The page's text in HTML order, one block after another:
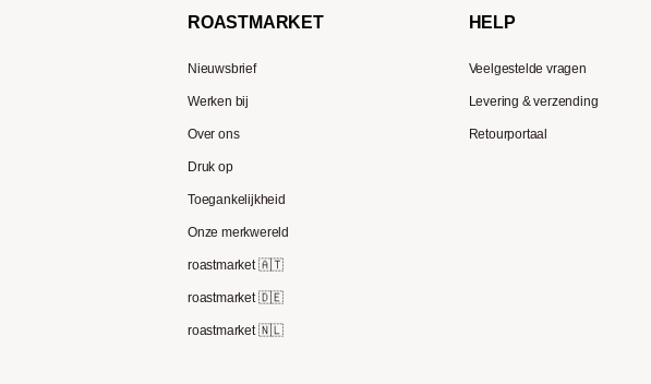
ROASTMARKET
Nieuwsbrief
Werken bij
Over ons
Druk op
Toegankelijkheid
Onze merkwereld
roastmarket 🇦🇹
roastmarket 🇩🇪
roastmarket 🇳🇱
HELP
Veelgestelde vragen
Levering & verzending
Retourportaal